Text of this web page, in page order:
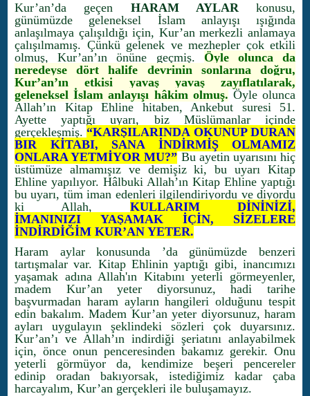
Kur’an’da geçen HARAM AYLARkonusu,
günümüzde geleneksel İslam anlayışı ışığında
anlaşılmaya çalışıldığı için, Kur’an merkezli anlamaya
çalışılmamış. Çünkü gelenek ve mezhepler çok etkili
olmuş, Kur’an’ın önüne geçmiş. Öyle olunca da
neredeyse dört halife devrinin sonlarına doğru,
Kur’an’ın etkisi yavaş yavaş zayıflatılarak,
geleneksel İslam anlayışı hâkim olmuş. Öyle olunca
Allah’ın Kitap Ehline hitaben, Ankebut suresi 51.
Ayette yaptığı uyarı, biz Müslümanlar içinde
gerçekleşmiş. “KARŞILARINDA OKUNUP DURAN
BIR KİTABI, SANA İNDİRMİŞ OLMAMIZ
ONLARA YETMİYOR MU?” Bu ayetin uyarısını hiç
üstümüze almamışız ve demişiz ki, bu uyarı Kitap
Ehline yapılıyor. Hâlbuki Allah’ın Kitap Ehline yaptığı
bu uyarı, tüm iman edenleri ilgilendiriyordu ve diyordu
ki Allah, KULLARIM DİNİNİZİ,
İMANINIZI YAŞAMAK İÇİN, SİZELERE
İNDİRDİĞİM KUR’AN YETER.
Haram aylar konusunda ’da günümüzde benzeri
tartışmalar var. Kitap Ehlinin yaptığı gibi, inancımızı
yaşamak adına Allah'ın Kitabını yeterli görmeyenler,
madem Kur’an yeter diyorsunuz, hadi tarihe
başvurmadan haram ayların hangileri olduğunu tespit
edin bakalım. Madem Kur’an yeter diyorsunuz, haram
ayları uygulayın şeklindeki sözleri çok duyarsınız.
Kur’an’ı ve Allah’ın indirdiği şeriatını anlayabilmek
için, önce onun penceresinden bakamız gerekir. Onu
yeterli görmüyor da, kendimize beşeri pencereler
edinip oradan bakıyorsak, istediğimiz kadar çaba
harcayalım, Kur’an gerçekleri ile buluşamayız.